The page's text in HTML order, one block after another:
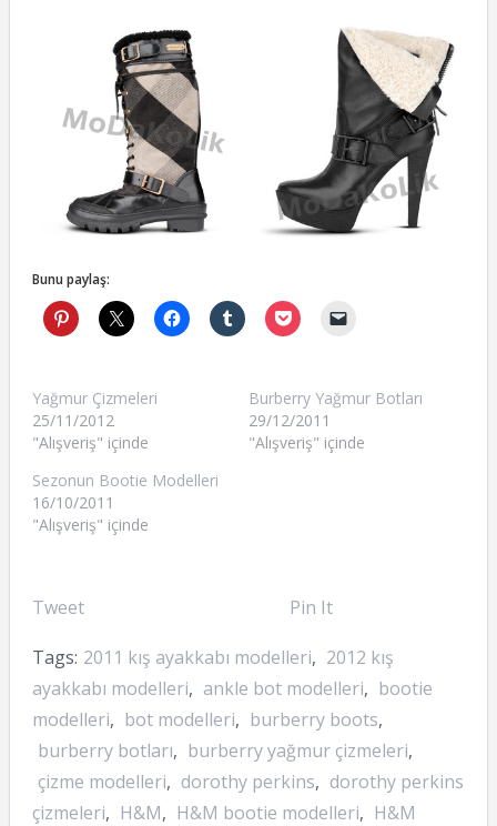
Bunu paylaş:
Yağmur Çizmeleri
25/11/2012
"Alışveriş" içinde
Burberry Yağmur Botları
29/12/2011
"Alışveriş" içinde
Sezonun Bootie Modelleri
16/10/2011
"Alışveriş" içinde
Tweet Pin It
Tags: 2011 kış ayakkabı modelleri, 2012 kış
ayakkabı modelleri, ankle bot modelleri, bootie
modelleri, bot modelleri, burberry boots,
burberry botları, burberry yağmur çizmeleri,
çizme modelleri, dorothy perkins, dorothy perkins
çizmeleri, H&M, H&M bootie modelleri, H&M